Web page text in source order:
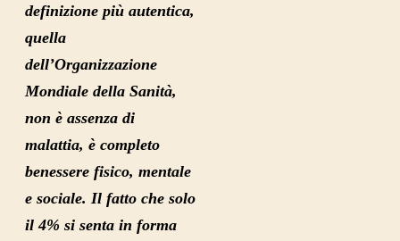
definizione più autentica,
quella
dell’Organizzazione
Mondiale della Sanità,
non è assenza di
malattia, è completo
benessere fisico, mentale
e sociale. Il fatto che solo
il 4% si senta in forma